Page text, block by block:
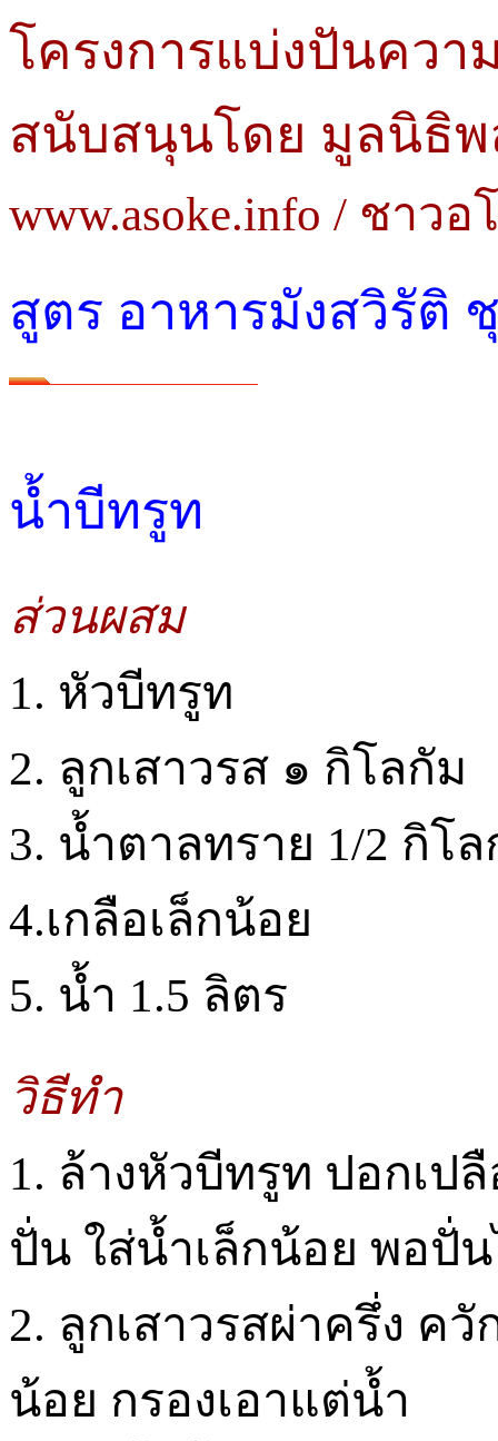
โครงการแบ่งปันควา
สนับสนุนโดย มูลนิธิพ
www.asoke.info / ชาว
สูตร อาหารมังสวิรัติ
น้ำบีทรูท
ส่วนผสม
1. หัวบีทรูท
2. ลูกเสาวรส ๑ กิโลกัม
3. น้ำตาลทราย 1/2 กิโ
4.เกลือเล็กน้อย
5. น้ำ 1.5 ลิตร
วิธีทำ
1. ล้างหัวบีทรูท ปอกเป
ปั่น ใส่น้ำเล็กน้อย พอปั่
2. ลูกเสาวรสผ่าครึ่ง ค
น้อย กรองเอาแต่น้ำ